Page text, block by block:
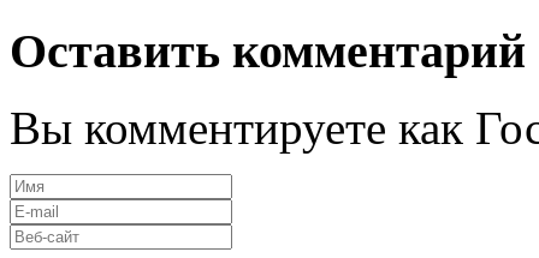
Оставить комментарий
Вы комментируете как